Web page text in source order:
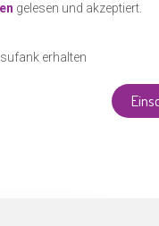
gelesen und akzeptiert.
erhalten